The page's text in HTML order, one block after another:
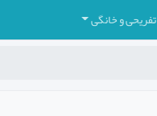
تفریحی و خانگی